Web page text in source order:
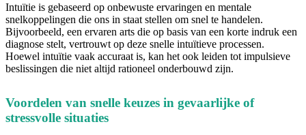
Intuïtie is gebaseerd op onbewuste ervaringen en mentale
snelkoppelingen die ons in staat stellen om snel te handelen.
Bijvoorbeeld, een ervaren arts die op basis van een korte indruk een
diagnose stelt, vertrouwt op deze snelle intuïtieve processen.
Hoewel intuïtie vaak accuraat is, kan het ook leiden tot impulsieve
beslissingen die niet altijd rationeel onderbouwd zijn.
Voordelen van snelle keuzes in gevaarlijke of
stressvolle situaties